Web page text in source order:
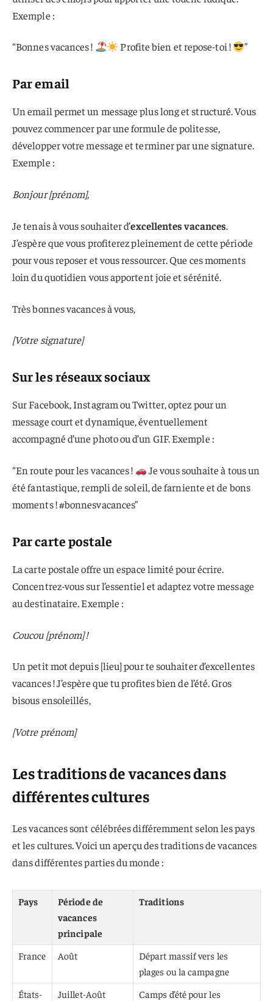
Exemple :
“Bonnes vacances ! Profite bien et repose-toi ! ”
Par email
Un email permet un message plus long et structuré. Vous
pouvez commencer par une formule de politesse,
développer votre message et terminer par une signature.
Exemple :
Bonjour [prénom],
Je tenais à vous souhaiter d’excellentes vacances.
J’espère que vous profiterez pleinement de cette période
pour vous reposer et vous ressourcer. Que ces moments
loin du quotidien vous apportent joie et sérénité.
Très bonnes vacances à vous,
[Votre signature]
Sur les réseaux sociaux
Sur Facebook, Instagram ou Twitter, optez pour un
message court et dynamique, éventuellement
accompagné d’une photo ou d’un GIF. Exemple :
“En route pour les vacances !
Je vous souhaite à tous un
été fantastique, rempli de soleil, de farniente et de bons
moments ! #bonnesvacances”
Par carte postale
La carte postale offre un espace limité pour écrire.
Concentrez-vous sur l’essentiel et adaptez votre message
au destinataire. Exemple :
Coucou [prénom] !
Un petit mot depuis [lieu] pour te souhaiter d’excellentes
vacances ! J’espère que tu profites bien de l’été. Gros
bisous ensoleillés,
[Votre prénom]
Les traditions de vacances dans
différentes cultures
Les vacances sont célébrées différemment selon les pays
et les cultures. Voici un aperçu des traditions de vacances
dans différentes parties du monde :
Pays
Période de
vacances
principale
Traditions
France Août
Départ massif vers les
plages ou la campagne
États-
Juillet-Août
Camps d’été pour les